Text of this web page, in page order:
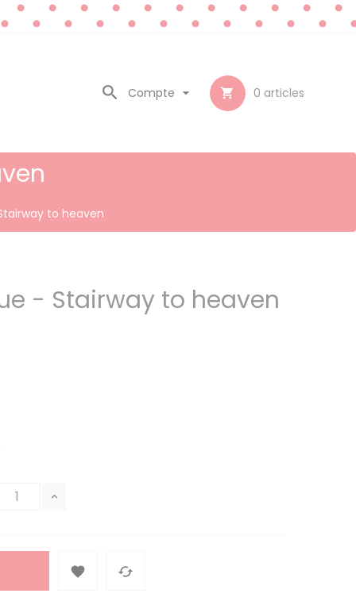
 0 articles
Compte 

to heaven
- Stairway to heaven
 